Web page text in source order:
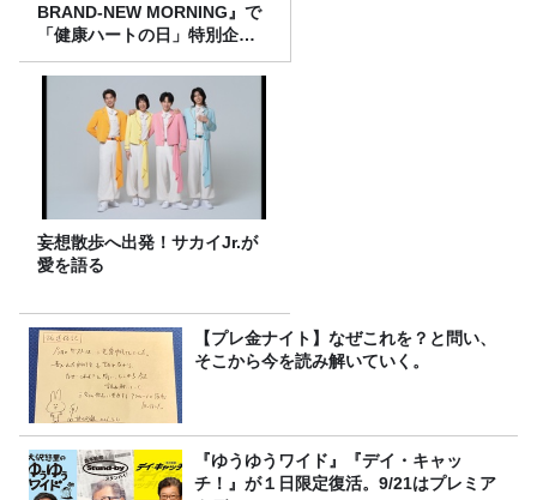
BRAND-NEW MORNING』で
「健康ハートの日」特別企画
を8/10（月）に放送
妄想散歩へ出発！サカイJr.が
愛を語る
【プレ金ナイト】なぜこれを？と問い、
そこから今を読み解いていく。
『ゆうゆうワイド』『デイ・キャッ
チ！』が１日限定復活。9/21はプレミア